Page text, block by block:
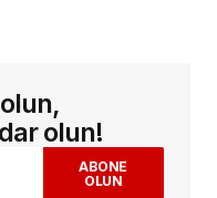
olun!
ABONE
OLUN